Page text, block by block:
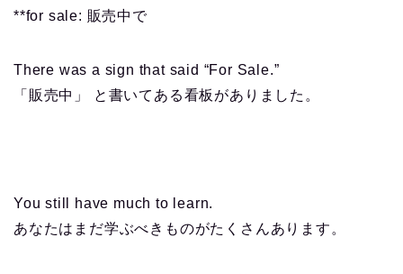
**for sale: 販売中で
There was a sign that said “For Sale.”
「販売中」 と書いてある看板がありました。
You still have much to learn.
あなたはまだ学ぶべきものがたくさんあります。